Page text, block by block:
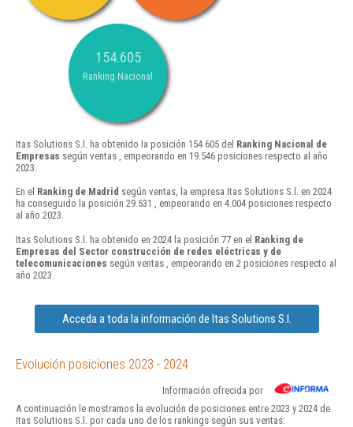
154.605
Ranking Nacional
Itas Solutions S.l. ha obtenido la posición 154.605 del Ranking Nacional de
Empresas según ventas , empeorando en 19.546 posiciones respecto al año
2023.
En el Ranking de Madrid según ventas, la empresa Itas Solutions S.l. en 2024
ha conseguido la posición 29.531 , empeorando en 4.004 posiciones respecto
al año 2023.
Itas Solutions S.l. ha obtenido en 2024 la posición 77 en el Ranking de
Empresas del Sector construcción de redes eléctricas y de
telecomunicaciones según ventas , empeorando en 2 posiciones respecto al
año 2023.
Acceda a toda la información de Itas Solutions S.l.
Evolución posiciones 2023 - 2024
Información ofrecida por
A continuación le mostramos la evolución de posiciones entre 2023 y 2024 de
Itas Solutions S.l. por cada uno de los rankings según sus ventas: